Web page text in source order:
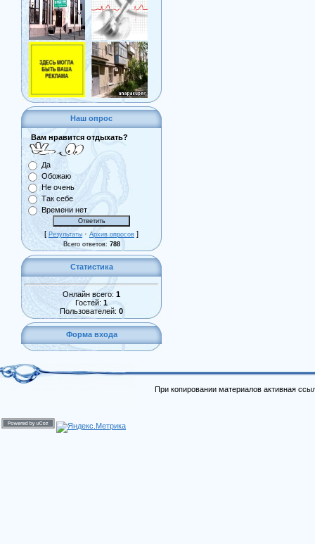
Наш опрос
Вам нравится отдыхать?
Да
Обожаю
Не очень
Так себе
Времени нет
[ Результаты · Архив опросов ]
Всего ответов: 788
Статистика
Онлайн всего: 1
Гостей: 1
Пользователей: 0
Форма входа
При копировании материалов активная